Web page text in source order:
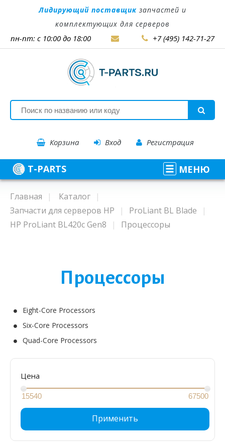
Лидирующий поставщик запчастей и
комплектующих для серверов
пн-пт: с 10:00 до 18:00 +7 (495) 142-71-27
Корзина Вход Регистрация
T-PARTS МЕНЮ
Главная
Каталог
Запчасти для серверов HP
ProLiant BL Blade
HP ProLiant BL420c Gen8
Процессоры
Процессоры
Eight-Core Processors
Six-Core Processors
Quad-Core Processors
Цена
Применить